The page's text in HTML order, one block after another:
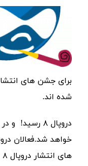
شده اند.
خواهد شد.فعالان